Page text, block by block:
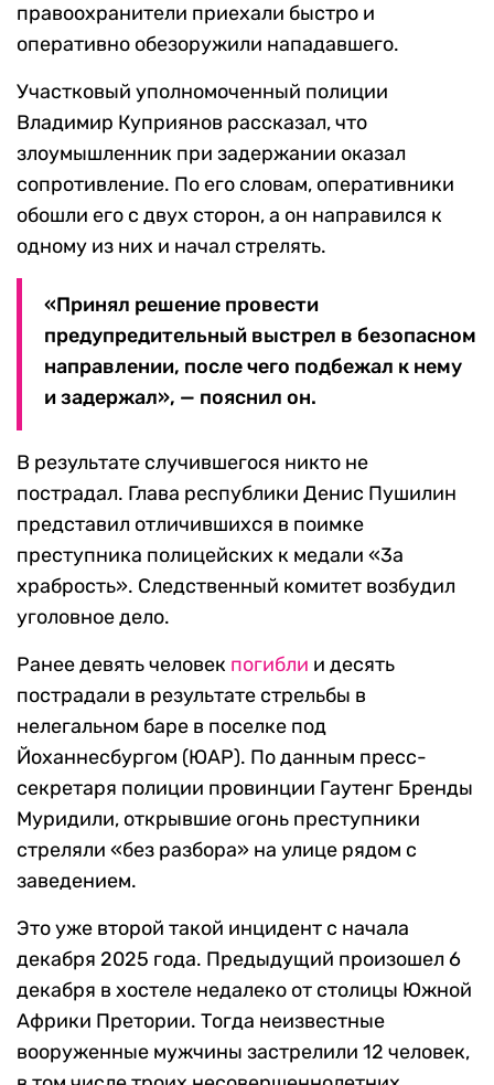
правоохранители приехали быстро и
оперативно обезоружили нападавшего.
Участковый уполномоченный полиции
Владимир Куприянов рассказал, что
злоумышленник при задержании оказал
сопротивление. По его словам, оперативники
обошли его с двух сторон, а он направился к
одному из них и начал стрелять.
«Принял решение провести
предупредительный выстрел в безопасном
направлении, после чего подбежал к нему
и задержал», — пояснил он.
В результате случившегося никто не
пострадал. Глава республики Денис Пушилин
представил отличившихся в поимке
преступника полицейских к медали «3а
храбрость». Следственный комитет возбудил
уголовное дело.
Ранее девять человек погибли и десять
пострадали в результате стрельбы в
нелегальном баре в поселке под
Йоханнесбургом (ЮАР). По данным пресс-
секретаря полиции провинции Гаутенг Бренды
Муридили, открывшие огонь преступники
стреляли «без разбора» на улице рядом с
заведением.
Это уже второй такой инцидент с начала
декабря 2025 года. Предыдущий произошел 6
декабря в хостеле недалеко от столицы Южной
Африки Претории. Тогда неизвестные
вооруженные мужчины застрелили 12 человек,